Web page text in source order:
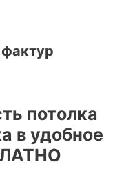
потолка
в удобное